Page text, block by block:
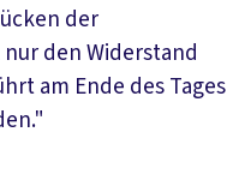
der
den Widerstand
am Ende des Tages